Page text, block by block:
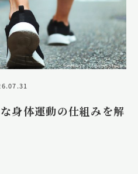
身体運動の仕組みを解